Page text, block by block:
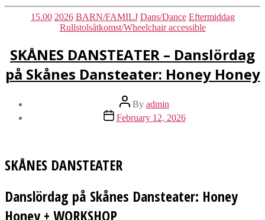
Categories
15.00 2026 BARN/FAMILJ Dans/Dance Eftermiddag
Rullstolsåtkomst/Wheelchair accessible
SKÅNES DANSTEATER – Danslördag
på Skånes Dansteater: Honey Honey
Post
author
By admin
Post
date
February 12, 2026
SKÅNES DANSTEATER
Danslördag på Skånes Dansteater: Honey
Honey + WORKSHOP